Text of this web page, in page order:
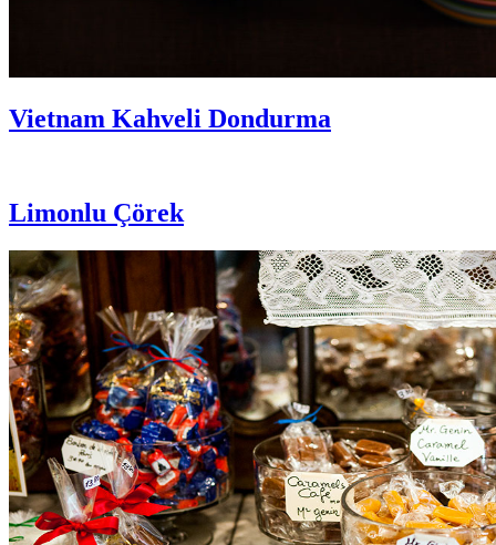
Vietnam Kahveli Dondurma
Limonlu Çörek